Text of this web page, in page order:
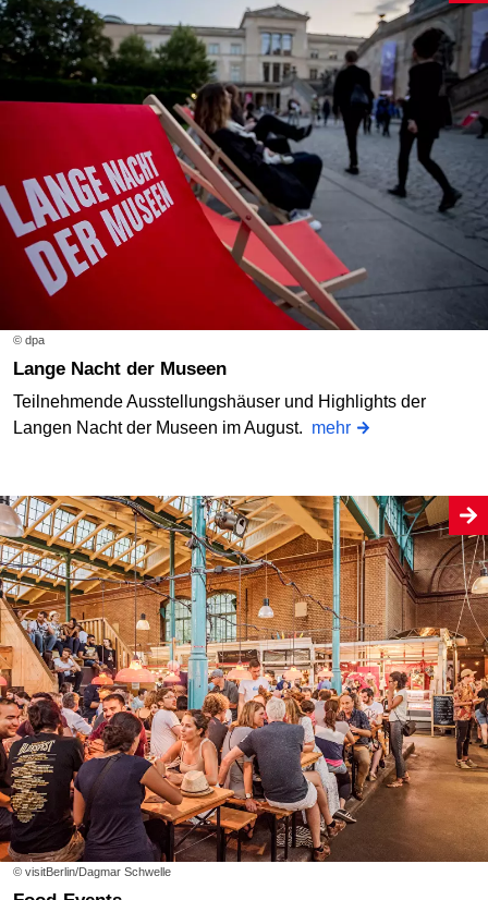
© dpa
Lange Nacht der Museen
Teilnehmende Ausstellungshäuser und Highlights der
Langen Nacht der Museen im August. mehr
© visitBerlin/Dagmar Schwelle